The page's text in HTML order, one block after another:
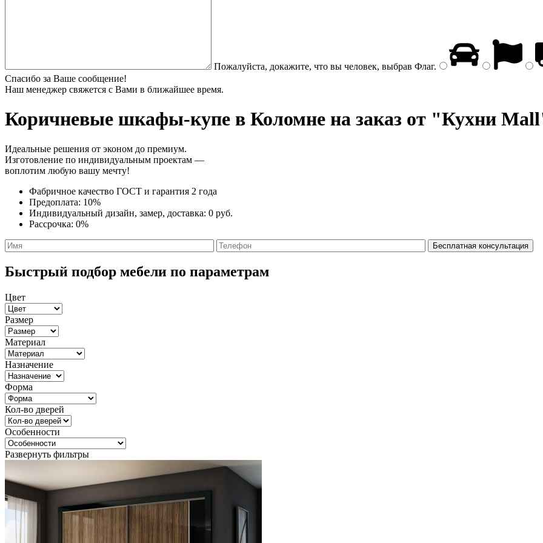
Пожалуйста, докажите, что вы человек, выбрав Флаг.
Спасибо за Ваше сообщение!
Наш менеджер свяжется с Вами в ближайшее время.
Коричневые шкафы-купе в Коломне на заказ от "Кухни
Идеальные решения от эконом до премиум.
Изготовление по индивидуальным проектам —
воплотим любую вашу мечту!
Фабричное качество ГОСТ и гарантия 2 года
Предоплата: 10%
Индивидуальный дизайн, замер, доставка: 0 руб.
Рассрочка: 0%
Быстрый подбор мебели по параметрам
Цвет
Размер
Материал
Назначение
Форма
Кол-во дверей
Особенности
Развернуть фильтры